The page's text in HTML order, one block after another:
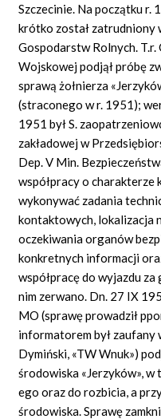
Szczecinie. Na początku r.
krótko został zatrudniony
Gospodarstw Rolnych.
Wojskowej podjął próbę
sprawą żołnierza
(straconego w r. 1951);
1951 był S.
zakładowej w
Dep. V Min.
współpracy o charakterze
wykonywać zadania
kontaktowych, lokalizacja
oczekiwania organów
konkretnych informacji
współpracę do wyjazdu
nim zerwano. Dn. 27 IX
MO (sprawę prowadził
informatorem był zaufany
Dymiński, «TW Wnuk»)
środowiska «Jerzyków»,
ego oraz do rozbicia, a
środowiska. Sprawę